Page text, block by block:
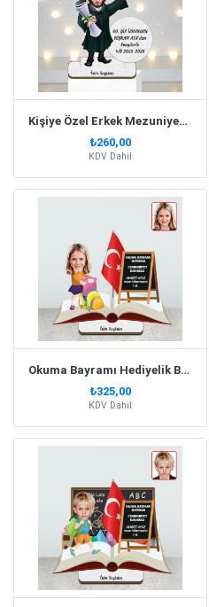
Kişiye Özel Erkek Mezuniyet Karikatürlü Biblo- Model 1
₺260,00
KDV Dahil
Okuma Bayramı Hediyelik Biblo Kız Model 2
₺325,00
KDV Dahil